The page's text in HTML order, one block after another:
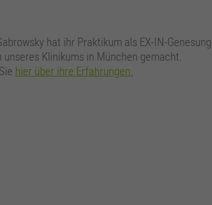
hat ihr Praktikum als EX-IN-
unseres Klinikums in München gemacht.
hier über ihre Erfahrungen.